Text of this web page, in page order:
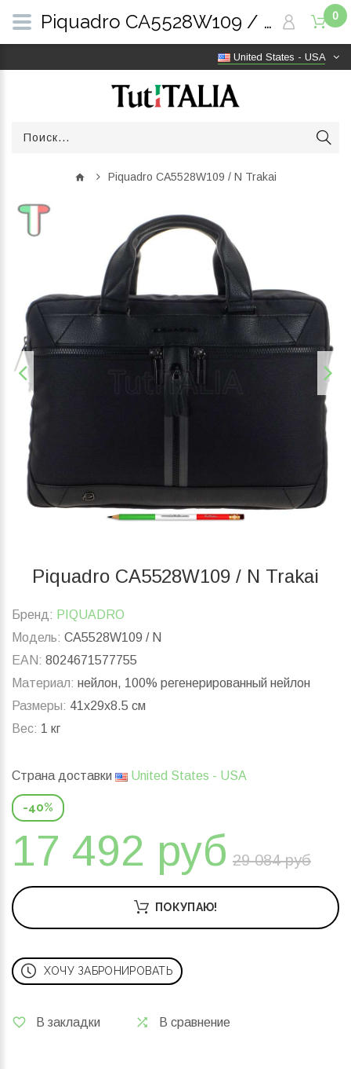
United States - USA
0
Piquadro CA5528W109 / N Trakai
Piquadro CA5528W109 / N Trakai
Бренд: PIQUADRO
Модель: CA5528W109 / N
EAN: 8024671577755
Материал: нейлон, 100% регенерированный нейлон
Размеры: 41x29x8.5 см
Вес: 1 кг
Страна доставки United States - USA
-40%
17 492 руб 29 084 руб
ПОКУПАЮ!
ХОЧУ ЗАБРОНИРОВАТЬ
В закладки В сравнение
Piquadro CA5528W109 / N Trakai | TutITALIA